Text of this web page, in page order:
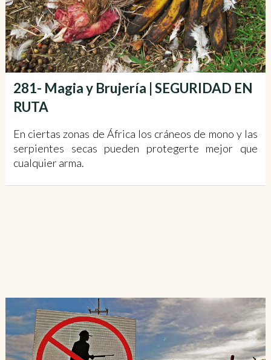
281- Magia y Brujería | SEGURIDAD EN
RUTA
En ciertas zonas de África los cráneos de mono y las
serpientes secas pueden protegerte mejor que
cualquier arma.